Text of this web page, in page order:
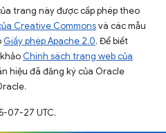
trang này được cấp phép theo
Creative Commonsvà các mẫu
Giấy phép Apache 2.0. Để biết
Chính sách trang web của
hiệu đã đăng ký của Oracle
07-27 UTC.